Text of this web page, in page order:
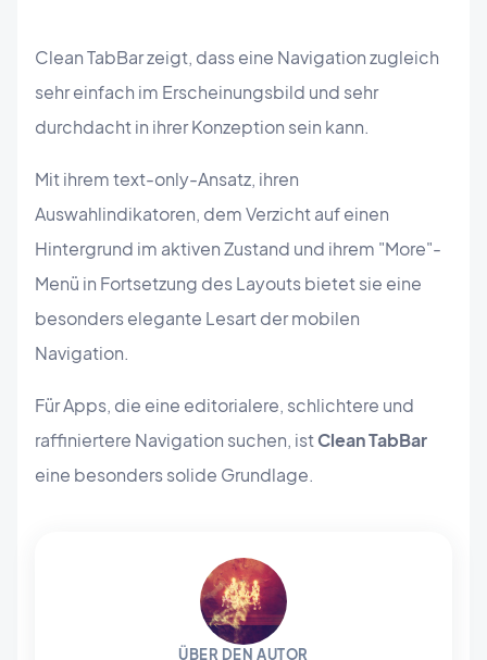
Clean TabBar zeigt, dass eine Navigation zugleich
sehr einfach im Erscheinungsbild und sehr
durchdacht in ihrer Konzeption sein kann.
Mit ihrem text-only-Ansatz, ihren
Auswahlindikatoren, dem Verzicht auf einen
Hintergrund im aktiven Zustand und ihrem "More"-
Menü in Fortsetzung des Layouts bietet sie eine
besonders elegante Lesart der mobilen
Navigation.
Für Apps, die eine editorialere, schlichtere und
raffiniertere Navigation suchen, istClean TabBar
eine besonders solide Grundlage.
ÜBER DEN AUTOR